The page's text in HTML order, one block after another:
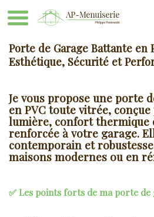
Porte de Garage Battante en
Esthétique, Sécurité et
Je vous propose une porte
en PVC toute vitrée,
lumière, confort thermique
renforcée à votre garage.
contemporain et
maisons modernes ou en
✅ Les points forts de ma porte de